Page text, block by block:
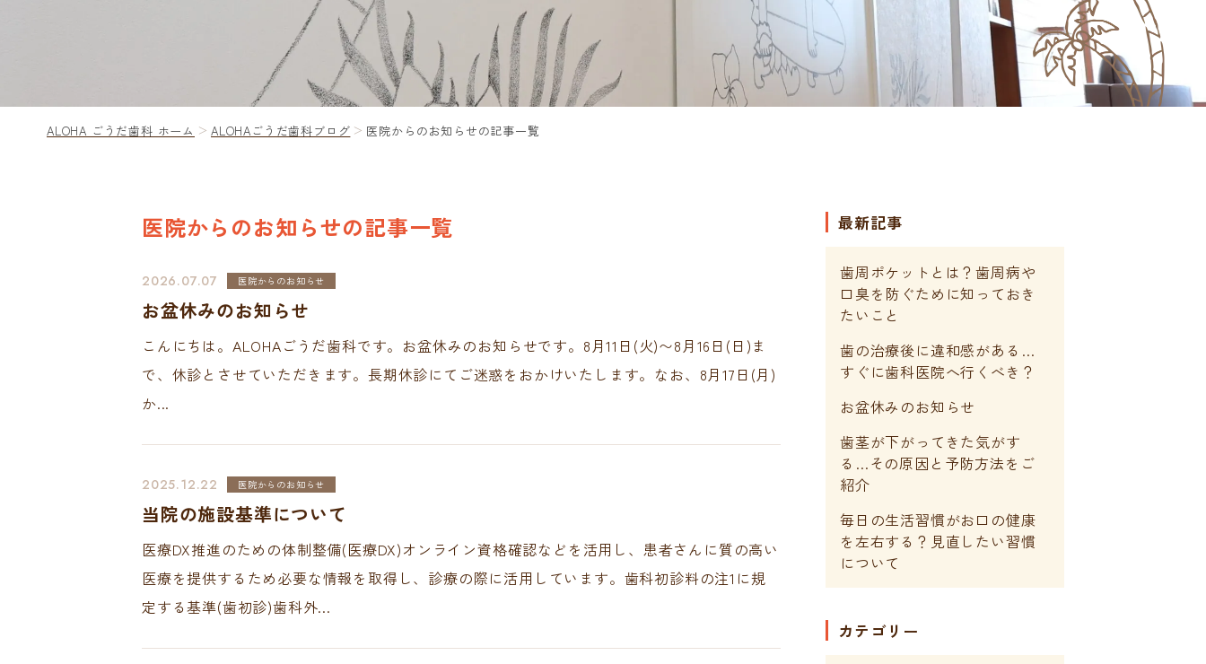
ALOHA ごうだ歯科 ホーム ALOHAごうだ歯科ブログ 医院からのお知らせの記事一覧
医院からのお知らせの記事一覧
2026.07.07 医院からのお知らせ
お盆休みのお知らせ
こんにちは。ALOHAごうだ歯科です。お盆休みのお知らせです。8月11日(火)〜8月16日(日)ま
で、休診とさせていただきます。長期休診にてご迷惑をおかけいたします‍。なお、8月17日(月)
か...
2025.12.22 医院からのお知らせ
当院の施設基準について
医療DX推進のための体制整備(医療DX)オンライン資格確認などを活用し、患者さんに質の高い
医療を提供するため必要な情報を取得し、診療の際に活用しています。歯科初診料の注1に規
定する基準(歯初診)歯科外...
最新記事
歯周ポケットとは？歯周病や
口臭を防ぐために知っておき
たいこと
歯の治療後に違和感がある…
すぐに歯科医院へ行くべき？
お盆休みのお知らせ
歯茎が下がってきた気がす
る…その原因と予防方法をご
紹介
毎日の生活習慣がお口の健康
を左右する？見直したい習慣
について
カテゴリー